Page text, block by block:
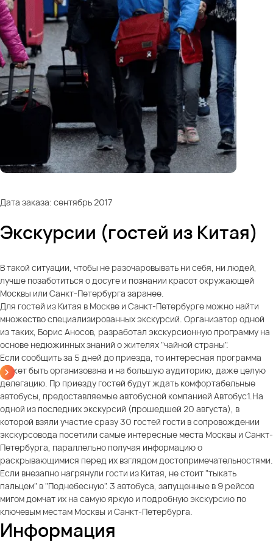
Дата заказа: сентябрь 2017
Экскурсии (гостей из Китая)
В такой ситуации, чтобы не разочаровывать ни себя, ни людей,
лучше позаботиться о досуге и познании красот окружающей
Москвы или Санкт-Петербурга заранее.
Для гостей из Китая в Москве и Санкт-Петербурге можно найти
множество специализированных экскурсий. Организатор одной
из таких, Борис Аносов, разработал экскурсионную программу на
основе недюжинных знаний о жителях "чайной страны".
Если сообщить за 5 дней до приезда, то интересная программа
может быть организована и на большую аудиторию, даже целую
делегацию. Пр приезду гостей будут ждать комфортабельные
автобусы, предоставляемые автобусной компанией Автобус1.На
одной из последних экскурсий (прошедшей 20 августа), в
которой взяли участие сразу 30 гостей гости в сопровождении
экскурсовода посетили самые интересные места Москвы и Санкт-
Петербурга, параллельно получая информацию о
раскрывающимися перед их взглядом достопримечательностями.
Если внезапно нагрянули гости из Китая, не стоит "тыкать
пальцем" в "Поднебесную". 3 автобуса, запущенные в 9 рейсов
мигом домчат их на самую яркую и подробную экскурсию по
ключевым местам Москвы и Санкт-Петербурга.
Информация